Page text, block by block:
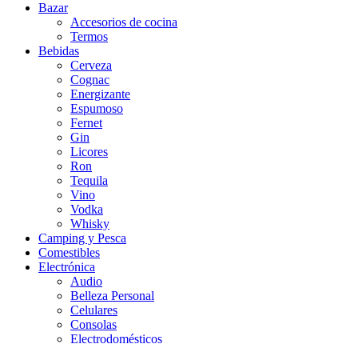
Bazar
Accesorios de cocina
Termos
Bebidas
Cerveza
Cognac
Energizante
Espumoso
Fernet
Gin
Licores
Ron
Tequila
Vino
Vodka
Whisky
Camping y Pesca
Comestibles
Electrónica
Audio
Belleza Personal
Celulares
Consolas
Electrodomésticos